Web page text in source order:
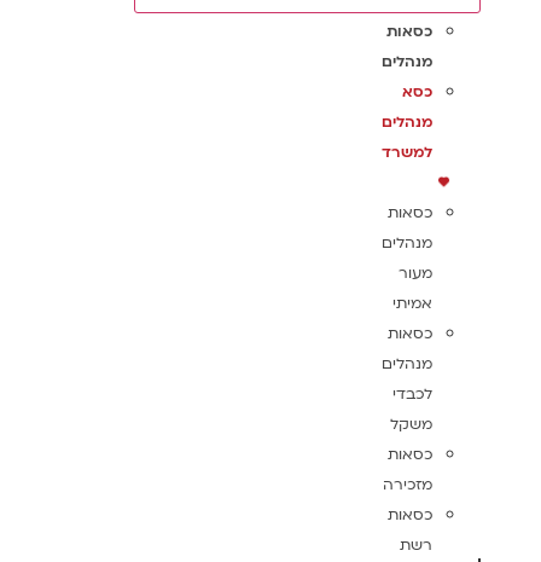
כסאות
מנהלים
כסא
מנהלים
למשרד
כסאות
מנהלים
מעור
אמיתי
כסאות
מנהלים
לכבדי
משקל
כסאות
מזכירה
כסאות
רשת